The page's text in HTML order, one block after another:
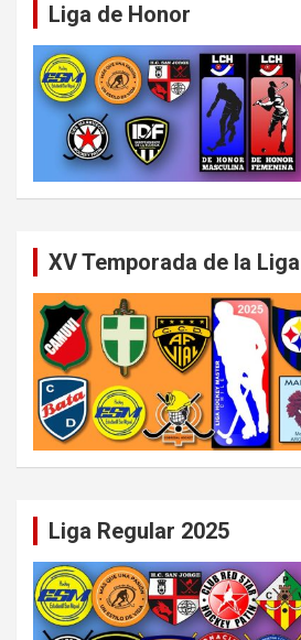
Liga de Honor
XV Temporada de la
Liga Regular 2025